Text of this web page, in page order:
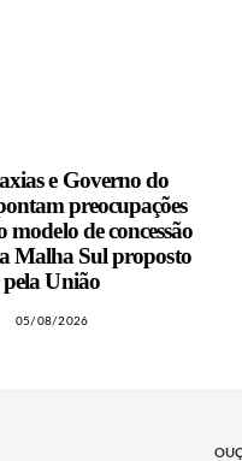
e Governo do
preocupações
modelo de concessão
Malha Sul proposto
pela União
05/08/2026